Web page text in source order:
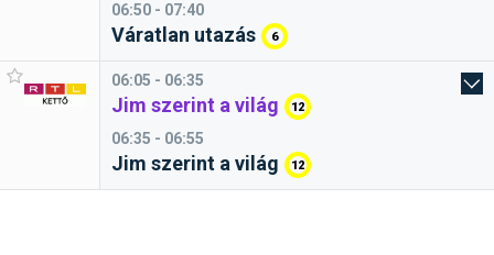
06:50 - 07:40
Váratlan utazás 6
06:05 - 06:35
Jim szerint a világ 12
06:35 - 06:55
Jim szerint a világ 12